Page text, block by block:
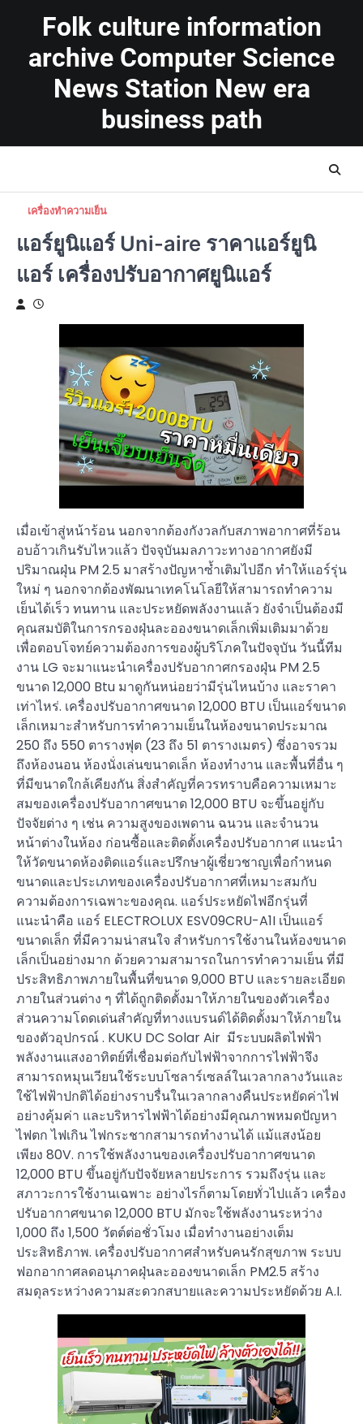
Folk culture information
archive Computer Science
News Station New era
business path
เครื่องทำความเย็น
แอร์ยูนิแอร์ Uni-aire ราคาแอร์ยูนิ
แอร์ เครื่องปรับอากาศยูนิแอร์
เมื่อเข้าสู่หน้าร้อน นอกจากต้องกังวลกับสภาพอากาศที่ร้อน
อบอ้าวเกินรับไหวแล้ว ปัจจุบันมลภาวะทางอากาศยังมี
ปริมาณฝุ่น PM 2.5 มาสร้างปัญหาซ้ำเติมไปอีก ทำให้แอร์รุ่น
ใหม่ ๆ นอกจากต้องพัฒนาเทคโนโลยีให้สามารถทำความ
เย็นได้เร็ว ทนทาน และประหยัดพลังงานแล้ว ยังจำเป็นต้องมี
คุณสมบัติในการกรองฝุ่นละอองขนาดเล็กเพิ่มเติมมาด้วย
เพื่อตอบโจทย์ความต้องการของผู้บริโภคในปัจจุบัน วันนี้ทีม
งาน LG จะมาแนะนำเครื่องปรับอากาศกรองฝุ่น PM 2.5
ขนาด 12,000 Btu มาดูกันหน่อยว่ามีรุ่นไหนบ้าง และราคา
เท่าไหร่. เครื่องปรับอากาศขนาด 12,000 BTU เป็นแอร์ขนาด
เล็กเหมาะสำหรับการทำความเย็นในห้องขนาดประมาณ
250 ถึง 550 ตารางฟุต (23 ถึง 51 ตารางเมตร) ซึ่งอาจรวม
ถึงห้องนอน ห้องนั่งเล่นขนาดเล็ก ห้องทำงาน และพื้นที่อื่น ๆ
ที่มีขนาดใกล้เคียงกัน สิ่งสำคัญที่ควรทราบคือความเหมาะ
สมของเครื่องปรับอากาศขนาด 12,000 BTU จะขึ้นอยู่กับ
ปัจจัยต่าง ๆ เช่น ความสูงของเพดาน ฉนวน และจำนวน
หน้าต่างในห้อง ก่อนซื้อและติดตั้งเครื่องปรับอากาศ แนะนำ
ให้วัดขนาดห้องติดแอร์และปรึกษาผู้เชี่ยวชาญเพื่อกำหนด
ขนาดและประเภทของเครื่องปรับอากาศที่เหมาะสมกับ
ความต้องการเฉพาะของคุณ. แอร์ประหยัดไฟอีกรุ่นที่
แนะนำคือ แอร์ ELECTROLUX ESV09CRU-A1I เป็นแอร์
ขนาดเล็ก ที่มีความน่าสนใจ สำหรับการใช้งานในห้องขนาด
เล็กเป็นอย่างมาก ด้วยความสามารถในการทำความเย็น ที่มี
ประสิทธิภาพภายในพื้นที่ขนาด 9,000 BTU และรายละเอียด
ภายในส่วนต่าง ๆ ที่ได้ถูกติดตั้งมาให้ภายในของตัวเครื่อง
ส่วนความโดดเด่นสำคัญที่ทางแบรนด์ได้ติดตั้งมาให้ภายใน
ของตัวอุปกรณ์ . KUKU DC Solar Air มีระบบผลิตไฟฟ้า
พลังงานแสงอาทิตย์ที่เชื่อมต่อกับไฟฟ้าจากการไฟฟ้าจึง
สามารถหมุนเวียนใช้ระบบโซลาร์เซลล์ในเวลากลางวันและ
ใช้ไฟฟ้าปกติได้อย่างราบรื่นในเวลากลางคืนประหยัดค่าไฟ
อย่างคุ้มค่า และบริหารไฟฟ้าได้อย่างมีคุณภาพหมดปัญหา
ไฟตก ไฟเกิน ไฟกระชากสามารถทำงานได้ แม้แสงน้อย
เพียง 80V. การใช้พลังงานของเครื่องปรับอากาศขนาด
12,000 BTU ขึ้นอยู่กับปัจจัยหลายประการ รวมถึงรุ่น และ
สภาวะการใช้งานเฉพาะ อย่างไรก็ตามโดยทั่วไปแล้ว เครื่อง
ปรับอากาศขนาด 12,000 BTU มักจะใช้พลังงานระหว่าง
1,000 ถึง 1,500 วัตต์ต่อชั่วโมง เมื่อทำงานอย่างเต็ม
ประสิทธิภาพ. เครื่องปรับอากาศสำหรับคนรักสุขภาพ ระบบ
ฟอกอากาศลดอนุภาคฝุ่นละอองขนาดเล็ก PM2.5 สร้าง
สมดุลระหว่างความสะดวกสบายและความประหยัดด้วย A.I.